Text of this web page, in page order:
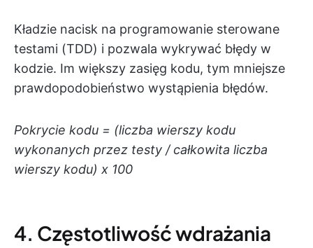
Kładzie nacisk na programowanie sterowane
testami (TDD) i pozwala wykrywać błędy w
kodzie. Im większy zasięg kodu, tym mniejsze
prawdopodobieństwo wystąpienia błędów.
Pokrycie kodu = (liczba wierszy kodu
wykonanych przez testy / całkowita liczba
wierszy kodu) x 100
4. Częstotliwość wdrażania